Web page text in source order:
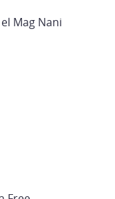
Mag Nani